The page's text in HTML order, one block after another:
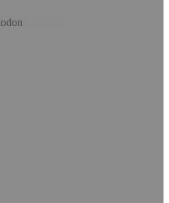
Hol dir die App!